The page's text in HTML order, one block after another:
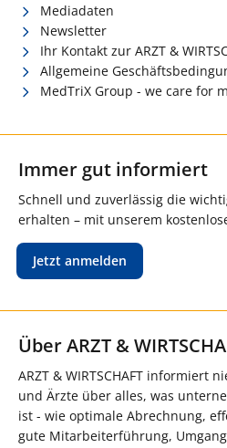
Mediadaten
Newsletter
Ihr Kontakt zur ARZT &
Allgemeine
MedTriX Group - we care for
Immer gut informiert
Schnell und zuverlässig die
erhalten – mit unserem
Jetzt anmelden
Über ARZT &
ARZT & WIRTSCHAFT informiert
und Ärzte über alles, was
ist - wie optimale Abrechnung,
gute Mitarbeiterführung,